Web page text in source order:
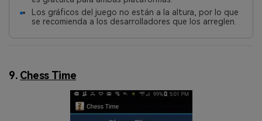
Los gráficos del juego no están a la altura, por lo que
se recomienda a los desarrolladores que los arreglen.
9. Chess Time